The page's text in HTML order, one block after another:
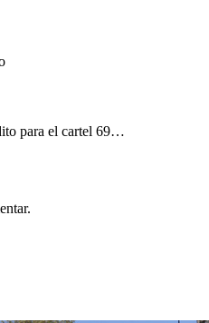
para el cartel 69…